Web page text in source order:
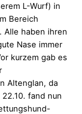
L-Wurf) in
Bereich
Alle haben ihren
Nase immer
kurzem gab es
Altenglan, da
fand nun